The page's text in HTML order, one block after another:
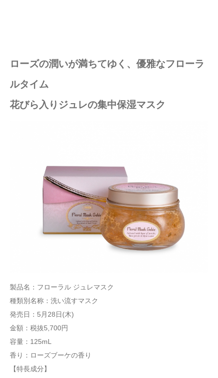
ローズの潤いが満ちてゆく、優雅なフローラ
ルタイム
花びら入りジュレの集中保湿マスク
製品名：フローラル ジュレマスク
種類別名称：洗い流すマスク
発売日：5月28日(木)
金額：税抜5,700円
容量：125mL
香り：ローズブーケの香り
【特長成分】